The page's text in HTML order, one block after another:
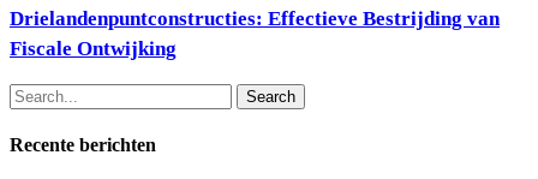
Drielandenpuntconstructies: Effectieve Bestrijding van
Fiscale Ontwijking
Search
Recente berichten